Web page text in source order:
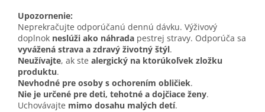
Upozornenie:
Neprekračujte odporúčanú dennú dávku. Výživový
doplnok neslúži ako náhrada pestrej stravy. Odporúča sa
vyvážená strava a zdravý životný štýl.
Neužívajte, ak ste alergický na ktorúkoľvek zložku
produktu.
Nevhodné pre osoby s ochorením obličiek.
Nie je určené pre deti, tehotné a dojčiace ženy.
Uchovávajte mimo dosahu malých detí.